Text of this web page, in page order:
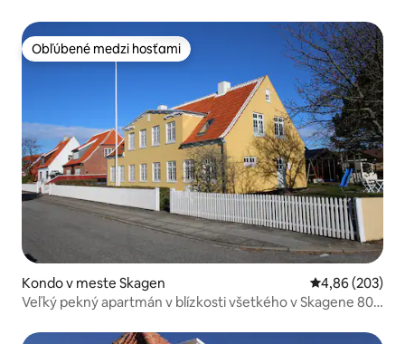
Obľúbené medzi hosťami
Obľúbené medzi hosťami
Kondo v meste Skagen Priemerné
4,86 (203)
Veľký pekný apartmán v blízkosti všetkého v Skagene 80